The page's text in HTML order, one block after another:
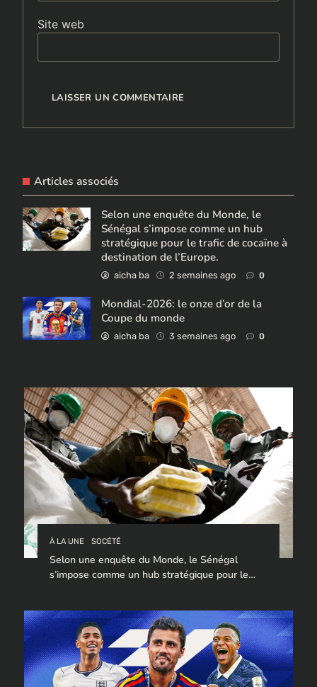
Site web
Articles associés
Selon une enquête du Monde, le
Sénégal s’impose comme un hub
stratégique pour le trafic de cocaïne à
destination de l’Europe.
aicha ba 2 semaines ago 0
Mondial-2026: le onze d’or de la
Coupe du monde
aicha ba 3 semaines ago 0
À LA UNE SOCÉTÉ
Selon une enquête du Monde, le Sénégal
s’impose comme un hub stratégique pour le